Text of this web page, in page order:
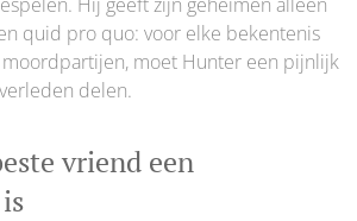
quid pro quo: voor elke bekentenis
moet Hunter een pijnlijk
delen.
vriend een